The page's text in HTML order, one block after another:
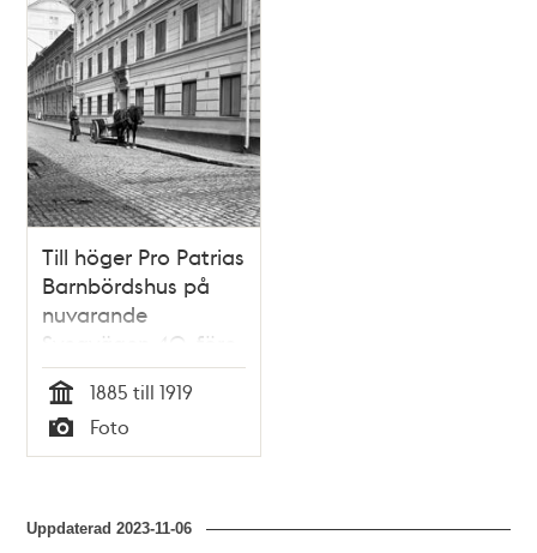
Till höger Pro Patrias
Barnbördshus på
nuvarande
Sveavägen 40, före
detta Stora
Badstugatan 22.
Byggnaden till
vänster är Ljunglöfs
Tid
1885 till 1919
Typ
Foto
Uppdaterad2023-11-06